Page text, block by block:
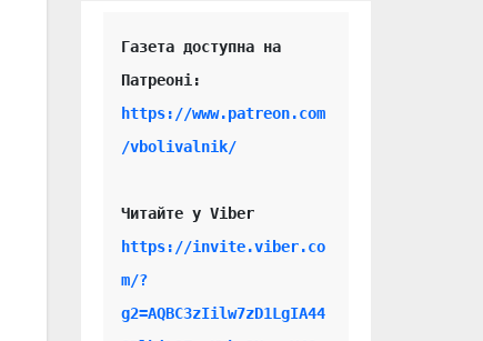
Газета доступна на
https://www.patreon.com
/vbolivalnik/
Читайте у Viber
https://invite.viber.co
m/?
g2=AQBC3zIilw7zD1LgIA44